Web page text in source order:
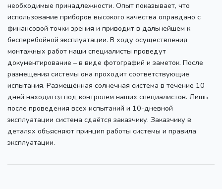
необходимые принадлежности. Опыт показывает, что
использование приборов высокого качества оправдано с
финансовой точки зрения и приводит в дальнейшем к
бесперебойной эксплуатации. В ходу осуществления
монтажных работ наши специалисты проведут
документирование – в виде фотографий и заметок. После
размещения системы она проходит соответствующие
испытания. Размещённая солнечная система в течение 10
дней находится под контролем наших специалистов. Лишь
после проведения всех испытаний и 10-дневной
эксплуатации система сдаётся заказчику. Заказчику в
деталях объясняют принцип работы системы и правила
эксплуатации.